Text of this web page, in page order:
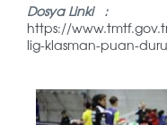
Dosya Linki :
https://
lig-klasman-puan-